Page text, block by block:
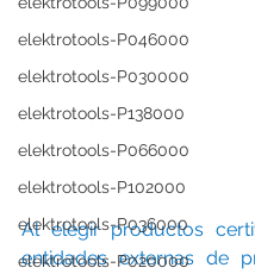
elektrotools-P046000
elektrotools-P030000
elektrotools-P138000
elektrotools-P066000
elektrotools-P102000
elektrotools-P036000
elektrotools-P020000
Al elegir productos
entidades externas de